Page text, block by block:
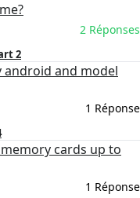
2 Réponses
2
android and model
1 Réponse
cards up to
1 Réponse